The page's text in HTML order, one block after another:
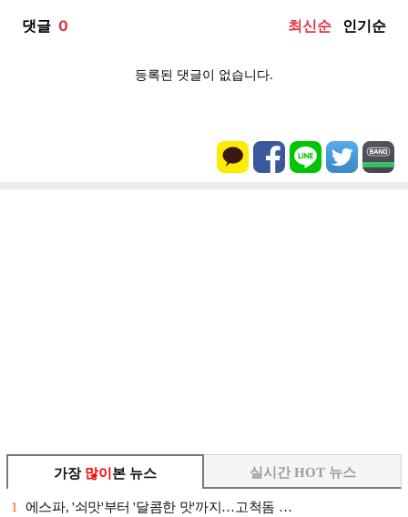
가장 많이 본 뉴스
1 에스파, '쇠맛'부터 '달콤한 맛'까지…고척돔 …
실시간 HOT 뉴스